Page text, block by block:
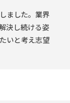
ました。業界
決し続ける姿
いと考え志望